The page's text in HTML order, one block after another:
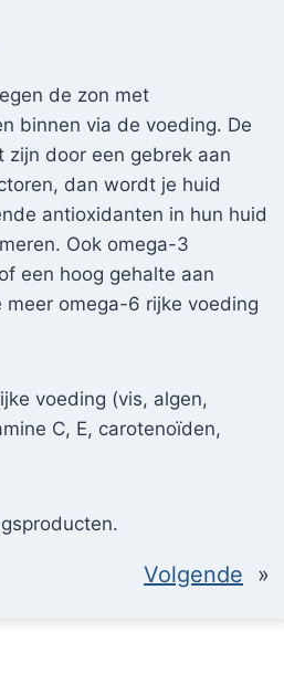
de zon met
binnen via de voeding. De
door een gebrek aan
dan wordt je huid
antioxidanten in hun huid
Ook omega-3
een hoog gehalte aan
omega-6 rijke voeding
voeding (vis, algen,
C, E, carotenoïden,
Volgende »